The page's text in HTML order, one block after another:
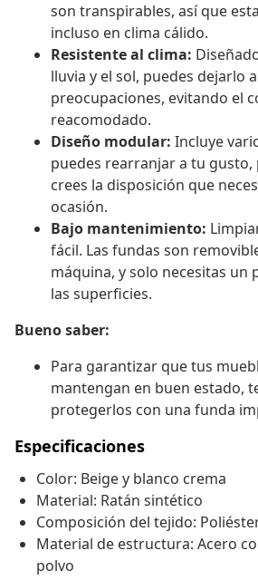
son transpirables, así que
incluso en clima cálido.
Resistente al clima:
lluvia y el sol, puedes dejarlo
preocupaciones, evitando el
reacomodado.
Diseño modular: Incluye
puedes rearranjar a tu
crees la disposición que
ocasión.
Bajo mantenimiento:
fácil. Las fundas son
máquina, y solo necesitas un
las superficies.
Bueno saber:
Para garantizar que tus
mantengan en buen estado,
protegerlos con una funda
Especificaciones
Color: Beige y blanco crema
Material: Ratán sintético
Composición del tejido:
Material de estructura: Acero
polvo